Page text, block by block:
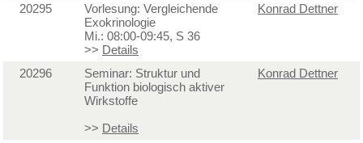
20295
Vorlesung: Vergleichende
Exokrinologie
Mi.: 08:00-09:45, S 36
>> Details
Konrad Dettner
20296
Seminar: Struktur und
Funktion biologisch aktiver
Wirkstoffe
>> Details
Konrad Dettner